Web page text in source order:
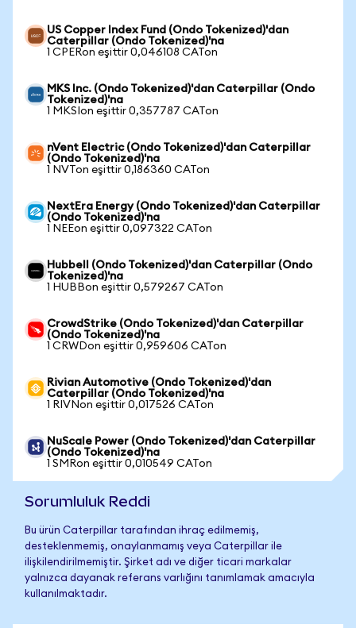
US Copper Index Fund (Ondo Tokenized)'dan
Caterpillar (Ondo Tokenized)'na
1 CPERon eşittir 0,046108 CATon
MKS Inc. (Ondo Tokenized)'dan Caterpillar (Ondo
Tokenized)'na
1 MKSIon eşittir 0,357787 CATon
nVent Electric (Ondo Tokenized)'dan Caterpillar
(Ondo Tokenized)'na
1 NVTon eşittir 0,186360 CATon
NextEra Energy (Ondo Tokenized)'dan Caterpillar
(Ondo Tokenized)'na
1 NEEon eşittir 0,097322 CATon
Hubbell (Ondo Tokenized)'dan Caterpillar (Ondo
Tokenized)'na
1 HUBBon eşittir 0,579267 CATon
CrowdStrike (Ondo Tokenized)'dan Caterpillar
(Ondo Tokenized)'na
1 CRWDon eşittir 0,959606 CATon
Rivian Automotive (Ondo Tokenized)'dan
Caterpillar (Ondo Tokenized)'na
1 RIVNon eşittir 0,017526 CATon
NuScale Power (Ondo Tokenized)'dan Caterpillar
(Ondo Tokenized)'na
1 SMRon eşittir 0,010549 CATon
Sorumluluk Reddi
Bu ürün Caterpillar tarafından ihraç edilmemiş,
desteklenmemiş, onaylanmamış veya Caterpillar ile
ilişkilendirilmemiştir. Şirket adı ve diğer ticari markalar
yalnızca dayanak referans varlığını tanımlamak amacıyla
kullanılmaktadır.